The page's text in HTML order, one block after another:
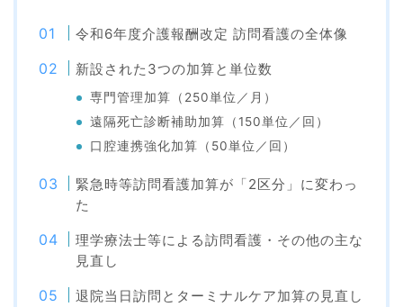
令和6年度介護報酬改定 訪問看護の全体像
新設された3つの加算と単位数
専門管理加算（250単位／月）
遠隔死亡診断補助加算（150単位／回）
口腔連携強化加算（50単位／回）
緊急時等訪問看護加算が「2区分」に変わっ
た
理学療法士等による訪問看護・その他の主な
見直し
退院当日訪問とターミナルケア加算の見直し